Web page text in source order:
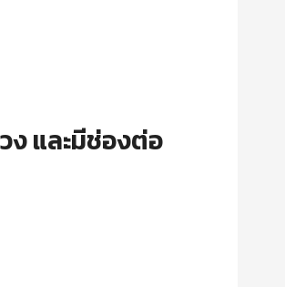
ง และมีช่องต่อ